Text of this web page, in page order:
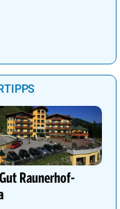
Raunerhof-